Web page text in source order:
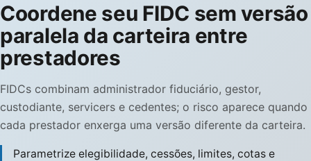
Coordene seu FIDC sem versão
paralela da carteira entre
prestadores
FIDCs combinam administrador fiduciário, gestor,
custodiante, servicers e cedentes; o risco aparece quando
cada prestador enxerga uma versão diferente da carteira.
Parametrize elegibilidade, cessões, limites, cotas e